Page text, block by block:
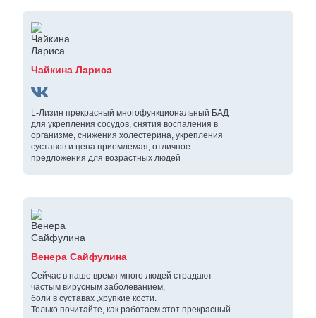
Чайкина Лариса
L-Лизин прекрасный многофункциональный БАД
для укрепления сосудов, снятия воспаления в
организме, снижения холестерина, укрепления
суставов и цена приемлемая, отличное
предложения для возрастных людей
Венера Сайфулина
Сейчас в наше время много людей страдают
частым вирусным заболеванием,
боли в суставах ,хрупкие кости.
Только почитайте, как работаем этот прекрасный